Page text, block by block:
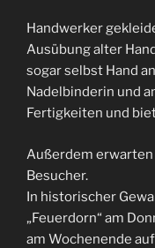
Handwerker
Ausübung alter
sogar selbst Hand
Nadelbinderin und
Fertigkeiten und
Außerdem
Besucher.
In historischer
„Feuerdorn“ am
am Wochenende